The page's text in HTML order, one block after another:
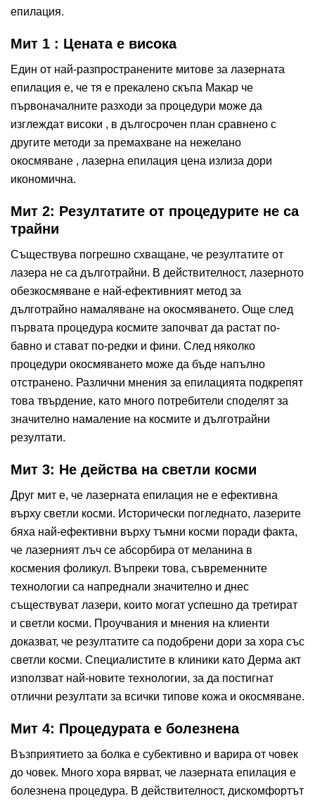
епилация.
Мит 1 : Цената е висока
Един от най-разпространените митове за лазерната
епилация е, че тя е прекалено скъпа Макар че
първоначалните разходи за процедури може да
изглеждат високи , в дългосрочен план сравнено с
другите методи за премахване на нежелано
окосмяване , лазерна епилация цена излиза дори
икономична.
Мит 2: Резултатите от процедурите не са
трайни
Съществува погрешно схващане, че резултатите от
лазера не са дълготрайни. В действителност, лазерното
обезкосмяване е най-ефективният метод за
дълготрайно намаляване на окосмяването. Още след
първата процедура космите започват да растат по-
бавно и стават по-редки и фини. След няколко
процедури окосмяването може да бъде напълно
отстранено. Различни мнения за епилацията подкрепят
това твърдение, като много потребители споделят за
значително намаление на космите и дълготрайни
резултати.
Мит 3: Не действа на светли косми
Друг мит е, че лазерната епилация не е ефективна
върху светли косми. Исторически погледнато, лазерите
бяха най-ефективни върху тъмни косми поради факта,
че лазерният лъч се абсорбира от меланина в
космения фоликул. Въпреки това, съвременните
технологии са напреднали значително и днес
съществуват лазери, които могат успешно да третират
и светли косми. Проучвания и мнения на клиенти
доказват, че резултатите са подобрени дори за хора със
светли косми. Специалистите в клиники като Дерма акт
използват най-новите технологии, за да постигнат
отлични резултати за всички типове кожа и окосмяване.
Мит 4: Процедурата е болезнена
Възприятието за болка е субективно и варира от човек
до човек. Много хора вярват, че лазерната епилация е
болезнена процедура. В действителност, дискомфортът